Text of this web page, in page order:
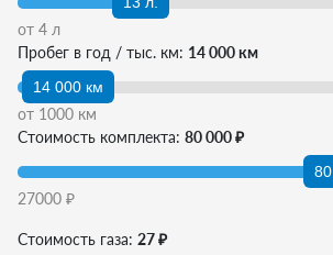
от 4 л
Пробег в год / тыс. км: 14 000 км
14 000 км
от 1000 км
Стоимость комплекта: 80 000 ₽
27000 ₽
Стоимость газа: 27 ₽